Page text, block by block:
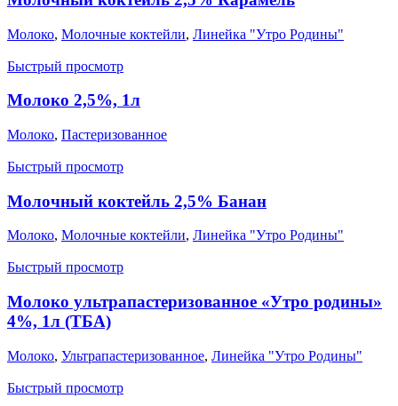
Молоко, Молочные коктейли, Линейка "Утро Родины"
Быстрый просмотр
Молоко 2,5%, 1л
Молоко, Пастеризованное
Быстрый просмотр
Молочный коктейль 2,5% Банан
Молоко, Молочные коктейли, Линейка "Утро Родины"
Быстрый просмотр
Молоко ультрапастеризованное «Утро родины»
4%, 1л (ТБА)
Молоко, Ультрапастеризованное, Линейка "Утро Родины"
Быстрый просмотр